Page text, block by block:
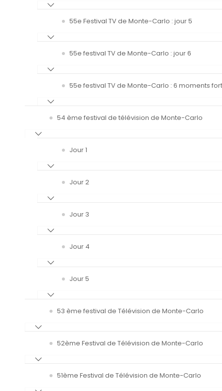
55e Festival TV de Monte-Carlo : jour 5
55e festival TV de Monte-Carlo : jour 6
55e festival TV de Monte-Carlo : 6 moments
54 ème festival de télévision de Monte-Carlo
Jour 1
Jour 2
Jour 3
Jour 4
Jour 5
53 ème festival de Télévision de Monte-Carlo
52ème Festival de Télévision de Monte-Carlo
51ème Festival de Télévision de Monte-Carlo